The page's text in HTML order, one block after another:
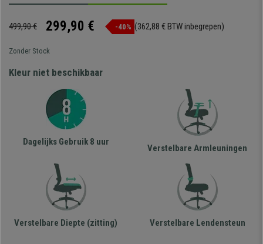
499,90 € 299,90 € -40% (362,88 € BTW inbegrepen)
Zonder Stock
Kleur niet beschikbaar
Dagelijks Gebruik 8 uur
Verstelbare Armleuningen
Verstelbare Diepte (zitting) Verstelbare Lendensteun